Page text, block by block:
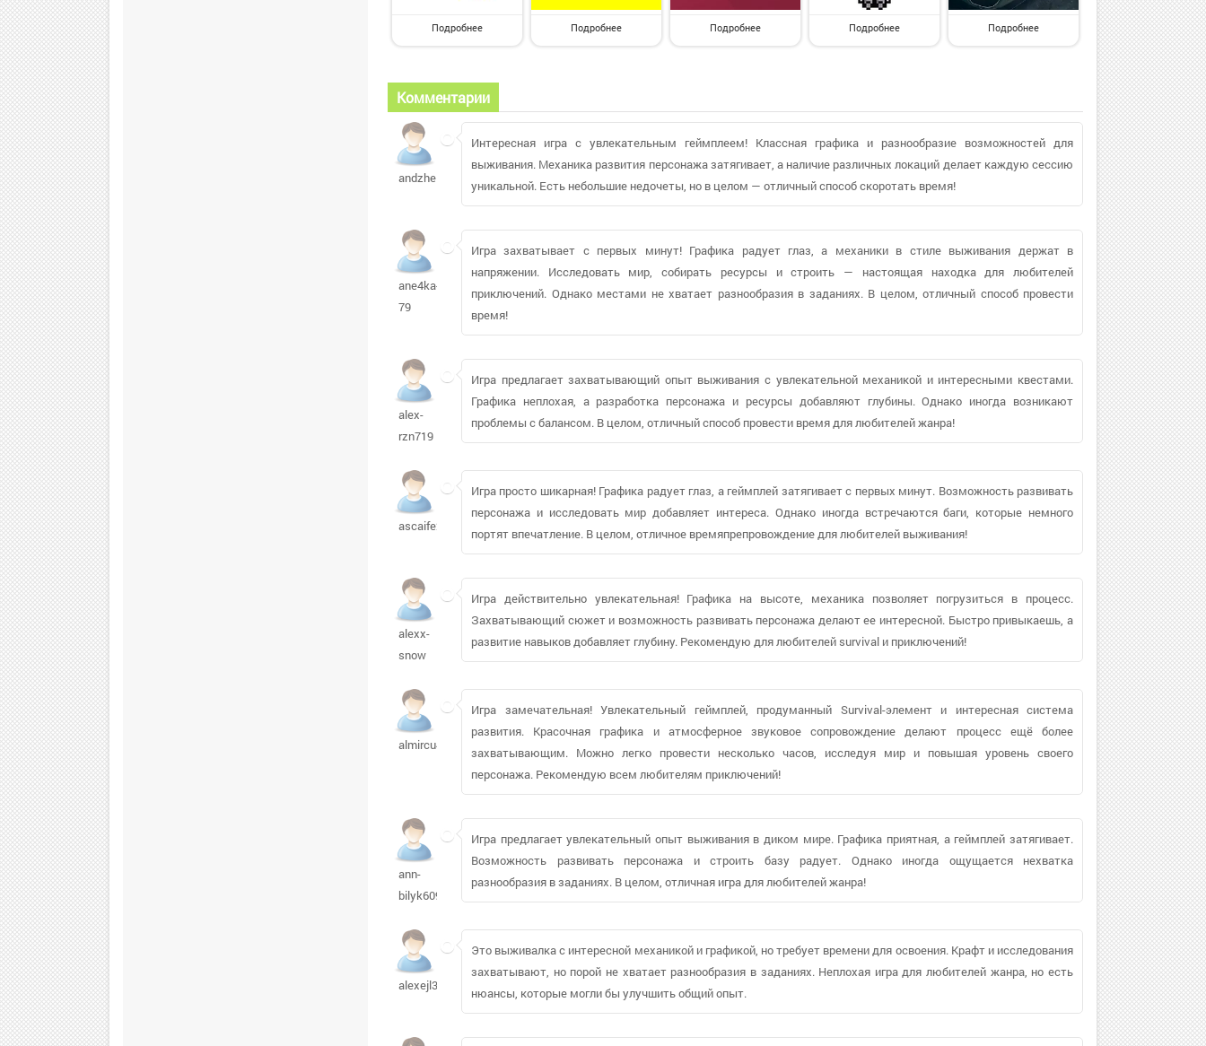
Подробнее Подробнее Подробнее Подробнее Подробнее
Комментарии
andzheipak
Интересная игра с увлекательным геймплеем! Классная графика и разнообразие возможностей для
выживания. Механика развития персонажа затягивает, а наличие различных локаций делает каждую сессию
уникальной. Есть небольшие недочеты, но в целом — отличный способ скоротать время!
ane4ka-
79
Игра захватывает с первых минут! Графика радует глаз, а механики в стиле выживания держат в
напряжении. Исследовать мир, собирать ресурсы и строить — настоящая находка для любителей
приключений. Однако местами не хватает разнообразия в заданиях. В целом, отличный способ провести
время!
alex-
rzn719
Игра предлагает захватывающий опыт выживания с увлекательной механикой и интересными квестами.
Графика неплохая, а разработка персонажа и ресурсы добавляют глубины. Однако иногда возникают
проблемы с балансом. В целом, отличный способ провести время для любителей жанра!
ascaife261
Игра просто шикарная! Графика радует глаз, а геймплей затягивает с первых минут. Возможность развивать
персонажа и исследовать мир добавляет интереса. Однако иногда встречаются баги, которые немного
портят впечатление. В целом, отличное времяпрепровождение для любителей выживания!
alexx-
snow
Игра действительно увлекательная! Графика на высоте, механика позволяет погрузиться в процесс.
Захватывающий сюжет и возможность развивать персонажа делают ее интересной. Быстро привыкаешь, а
развитие навыков добавляет глубину. Рекомендую для любителей survival и приключений!
almircu464
Игра замечательная! Увлекательный геймплей, продуманный Survival-элемент и интересная система
развития. Красочная графика и атмосферное звуковое сопровождение делают процесс ещё более
захватывающим. Можно легко провести несколько часов, исследуя мир и повышая уровень своего
персонажа. Рекомендую всем любителям приключений!
ann-
bilyk609
Игра предлагает увлекательный опыт выживания в диком мире. Графика приятная, а геймплей затягивает.
Возможность развивать персонажа и строить базу радует. Однако иногда ощущается нехватка
разнообразия в заданиях. В целом, отличная игра для любителей жанра!
alexejl303
Это выживалка с интересной механикой и графикой, но требует времени для освоения. Крафт и исследования
захватывают, но порой не хватает разнообразия в заданиях. Неплохая игра для любителей жанра, но есть
нюансы, которые могли бы улучшить общий опыт.